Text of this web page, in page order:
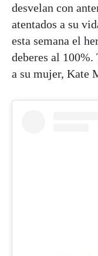
desvelan con
atentados a su
esta semana el
deberes al
a su mujer, Kate